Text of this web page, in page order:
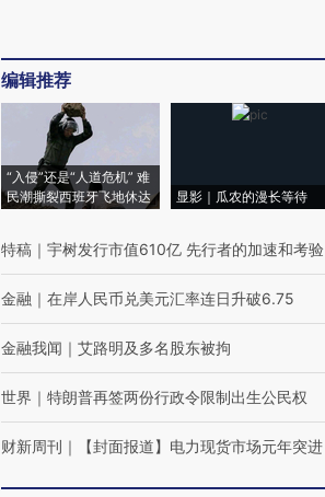
编辑推荐
“入侵”还是“人道危机” 难
民潮撕裂西班牙飞地休达
显影｜瓜农的漫长等待
特稿 ｜ 宇树发行市值610亿 先行者的加速和考验
金融 ｜ 在岸人民币兑美元汇率连日升破6.75
金融我闻 ｜ 艾路明及多名股东被拘
世界 ｜ 特朗普再签两份行政令限制出生公民权
财新周刊 ｜ 【封面报道】电力现货市场元年突进